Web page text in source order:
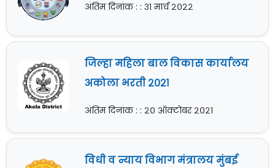
अंतिम दिनांक : : ३१ मार्च २०२२
जिल्हा महिला बाल विकास कार्यालय
अकोला भरती २०२१
अंतिम दिनांक : : २० ऑक्टोबर २०२१
विधी व न्याय विभाग मंत्रालय मुंबई